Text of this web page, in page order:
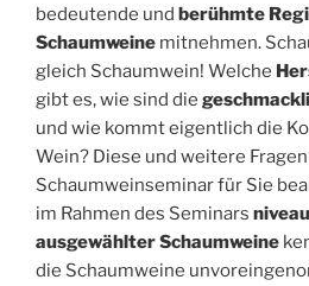
bedeutende und berühmte
Schaumweine mitnehmen.
gleich Schaumwein! Welche
gibt es, wie sind die
und wie kommt eigentlich die
Wein? Diese und weitere
Schaumweinseminar für Sie
im Rahmen des Seminars
ausgewählter Schaumweine
die Schaumweine